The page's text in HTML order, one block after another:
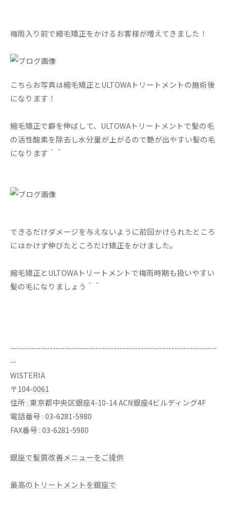
梅雨入り前で縮毛矯正をかけるお客様が増えてきました！
こちらお写真は縮毛矯正とULTOWAトリートメントの施術後
になります！
縮毛矯正で癖を伸ばして、ULTOWAトリートメントで髪の毛
の活性酸素を除去し水分量が上がるので艶が出やすい髪の毛
になります＾＾
できるだけダメージを与えないように前回かけられたところ
にはかけず伸びたところだけ矯正をかけました。
縮毛矯正とULTOWAトリートメントで梅雨時期も扱いやすい
髪の毛になりましょう＾＾
--------------------------------------------------------------------
--
WISTERIA
〒104-0061
住所 : 東京都中央区銀座4-10-14 ACN銀座4ビルディング4F
電話番号 : 03-6281-5980
FAX番号 : 03-6281-5980
銀座で髪質改善メニューをご提供
最高のトリートメントを銀座で